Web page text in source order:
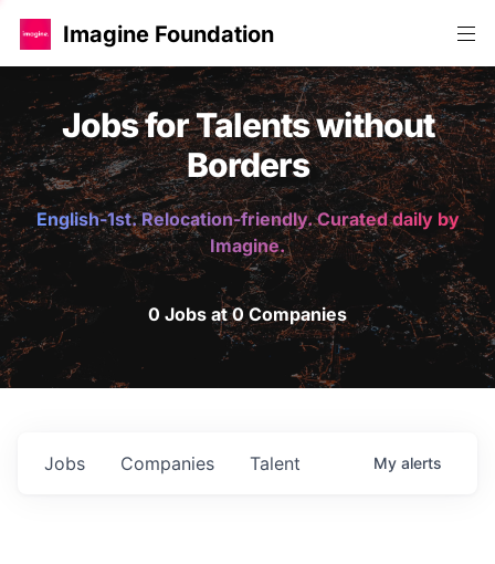
Imagine Foundation
Jobs for Talents without
Borders
English-1st. Relocation-friendly. Curated daily by
Imagine.
0 Jobs at 0 Companies
Jobs Companies Talent My alerts